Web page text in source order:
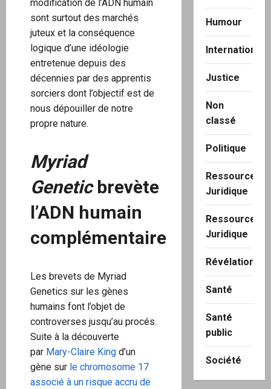
modification de l’ADN humain
sont surtout des marchés
juteux et la conséquence
logique d’une idéologie
entretenue depuis des
décennies par des apprentis
sorciers dont l’objectif est de
nous dépouiller de notre
propre nature.
Myriad
Geneticbrevète
l’ADN humain
complémentaire
Les brevets de Myriad
Genetics sur les gènes
humains font l’objet de
controverses jusqu’au procés.
Suite à la découverte
par Mary-Claire King d’un
gène sur le chromosome 17
associé à un risque accru de
Humour
International
Justice
Non
classé
Politique
Ressource
Juridique
Ressource
Juridique
Révélation
Santé
Santé
public
Société